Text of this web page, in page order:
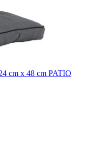
cm x 48 cm PATIO